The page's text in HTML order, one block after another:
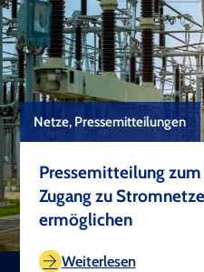
Netze, Pressemitteilungen
Pressemitteilung
Zugang zu
ermöglichen
Weiterlesen